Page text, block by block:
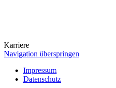
Karriere
Navigation überspringen
Impressum
Datenschutz